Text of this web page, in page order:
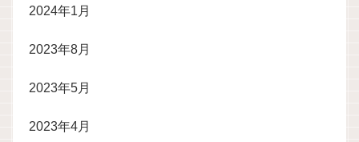
2024年1月
2023年8月
2023年5月
2023年4月